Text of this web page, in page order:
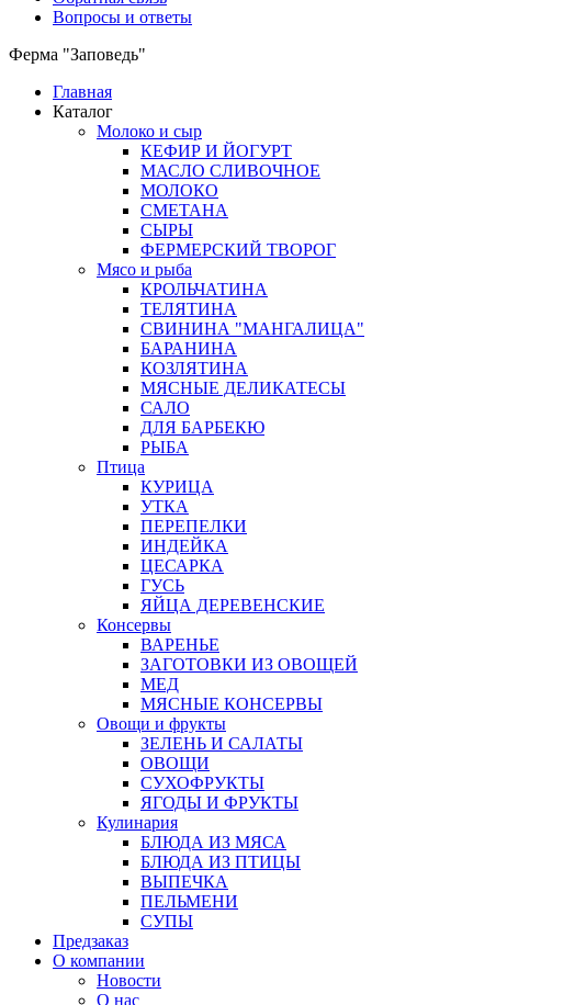
Вопросы и ответы
Ферма "Заповедь"
Главная
Каталог
Молоко и сыр
КЕФИР И ЙОГУРТ
МАСЛО СЛИВОЧНОЕ
МОЛОКО
СМЕТАНА
СЫРЫ
ФЕРМЕРСКИЙ ТВОРОГ
Мясо и рыба
КРОЛЬЧАТИНА
ТЕЛЯТИНА
СВИНИНА "МАНГАЛИЦА"
БАРАНИНА
КОЗЛЯТИНА
МЯСНЫЕ ДЕЛИКАТЕСЫ
САЛО
ДЛЯ БАРБЕКЮ
РЫБА
Птица
КУРИЦА
УТКА
ПЕРЕПЕЛКИ
ИНДЕЙКА
ЦЕСАРКА
ГУСЬ
ЯЙЦА ДЕРЕВЕНСКИЕ
Консервы
ВАРЕНЬЕ
ЗАГОТОВКИ ИЗ ОВОЩЕЙ
МЕД
МЯСНЫЕ КОНСЕРВЫ
Овощи и фрукты
ЗЕЛЕНЬ И САЛАТЫ
ОВОЩИ
СУХОФРУКТЫ
ЯГОДЫ И ФРУКТЫ
Кулинария
БЛЮДА ИЗ МЯСА
БЛЮДА ИЗ ПТИЦЫ
ВЫПЕЧКА
ПЕЛЬМЕНИ
СУПЫ
Предзаказ
О компании
Новости
О нас